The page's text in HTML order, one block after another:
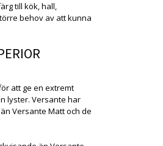
till kök, hall,
behov av att kunna
att ge en extremt
lyster. Versante har
Versante Matt och de